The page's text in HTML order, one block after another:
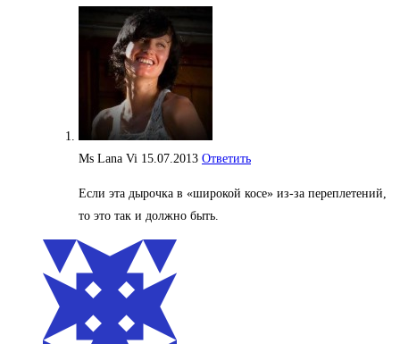
Ms Lana Vi 15.07.2013 Ответить
Если эта дырочка в «широкой косе» из-за переплетений,
то это так и должно быть.